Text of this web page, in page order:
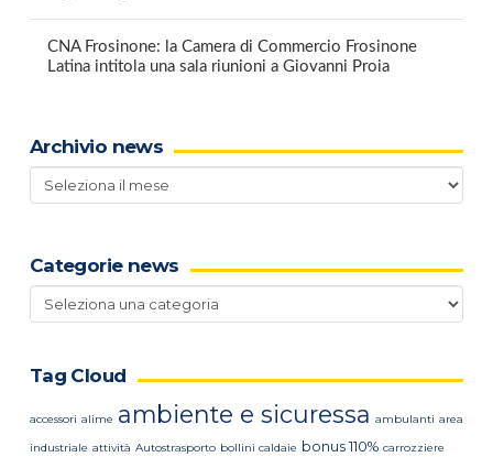
CNA Frosinone: la Camera di Commercio Frosinone
Latina intitola una sala riunioni a Giovanni Proia
Archivio news
Archivio
news
Categorie news
Categorie
news
Tag Cloud
accessori alime ambiente e sicuressa ambulanti area
industriale attività Autostrasporto bollini caldaie bonus 110% carrozziere